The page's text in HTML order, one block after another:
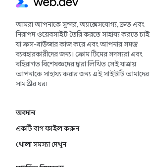
আমরা আপনাকে সুন্দর, অ্যাক্সেসযোগ্য, দ্রুত এবং
নিরাপদ ওয়েবসাইট তৈরি করতে সাহায্য করতে চাই
যা ক্রস-ব্রাউজার কাজ করে এবং আপনার সমস্ত
ব্যবহারকারীদের জন্য। ক্রোম টিমের সদস্যরা এবং
বহিরাগত বিশেষজ্ঞদের দ্বারা লিখিত সেই যাত্রায়
আপনাকে সাহায্য করার জন্য এই সাইটটি আমাদের
সামগ্রীর ঘর৷
অবদান
একটি বাগ ফাইল করুন
খোলা সমস্যা দেখুন